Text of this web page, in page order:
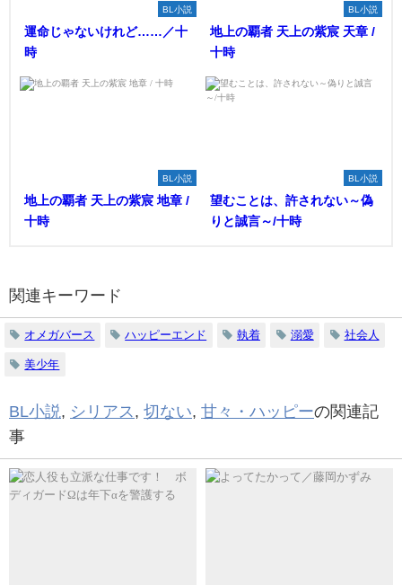
BL小説
運命じゃないけれど……／十
時
BL小説
地上の覇者 天上の紫宸 天章 /
十時
BL小説
地上の覇者 天上の紫宸 地章 /
十時
BL小説
望むことは、許されない～偽
りと誠言～/十時
関連キーワード
オメガバース ハッピーエンド 執着 溺愛 社会人
美少年
BL小説, シリアス , 切ない, 甘々・ハッピーの関連記
事